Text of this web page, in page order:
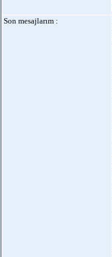
Son mesajlarım :